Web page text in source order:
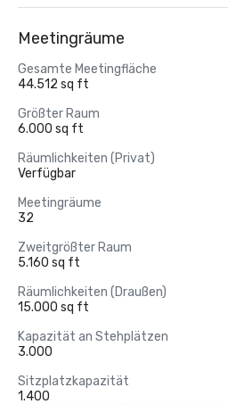
Meetingräume
Gesamte Meetingfläche
44.512 sq ft
Größter Raum
6.000 sq ft
Räumlichkeiten (Privat)
Verfügbar
Meetingräume
32
Zweitgrößter Raum
5.160 sq ft
Räumlichkeiten (Draußen)
15.000 sq ft
Kapazität an Stehplätzen
3.000
Sitzplatzkapazität
1.400